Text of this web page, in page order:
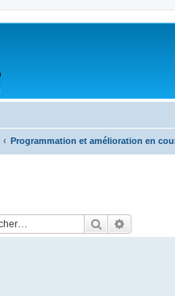
Programmation et amélioration en
Rechercher